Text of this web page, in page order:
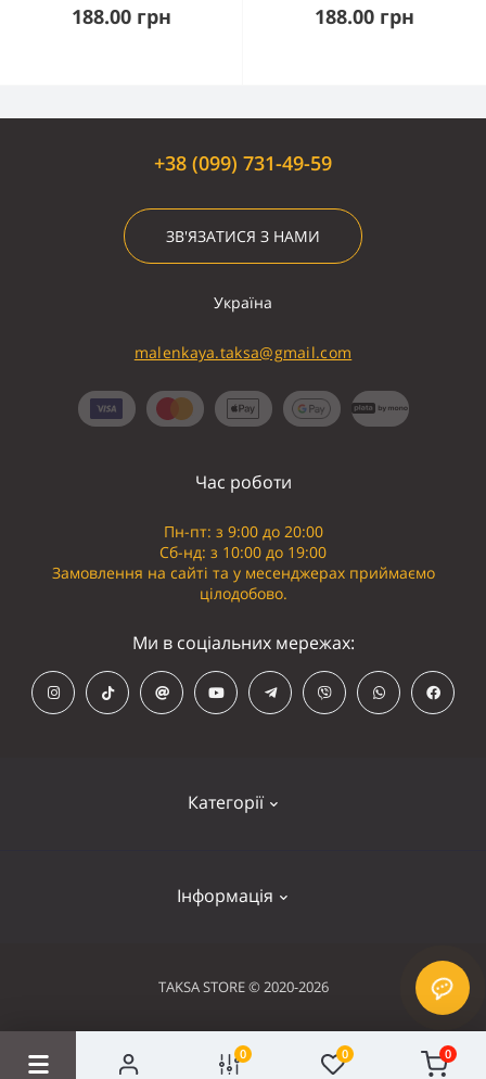
0 0 0
188.00 грн 188.00 грн
+38 (099) 731-49-59
ЗВ'ЯЗАТИСЯ З НАМИ
Україна
malenkaya.taksa@gmail.com
Категорії
Інформація
Контакти
Умови використання
Час роботи
Пн-пт: з 9:00 до 20:00
Сб-нд: з 10:00 до 19:00
Замовлення на сайті та у месенджерах приймаємо
цілодобово.
Ми в соціальних мережах:
TAKSA STORE © 2020-2026